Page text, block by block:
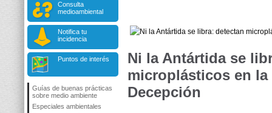
Consulta
medioambiental
Notifica tu
incidencia
Puntos de interés
Guías de buenas prácticas
sobre medio ambiente
Especiales ambientales
Ni la Antártida se
microplásticos en la
Decepción